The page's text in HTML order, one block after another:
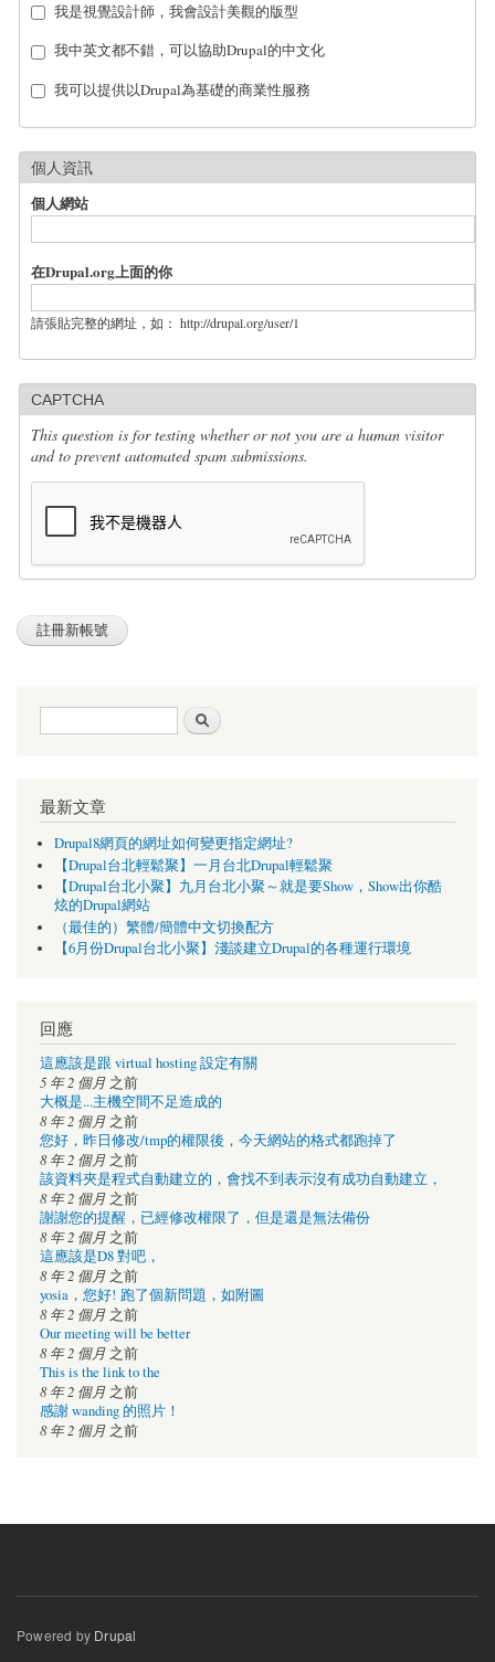
我是視覺設計師，我會設計美觀的版型
我中英文都不錯，可以協助Drupal的中文化
我可以提供以Drupal為基礎的商業性服務
個人資訊
個人網站
在Drupal.org上面的你
請張貼完整的網址，如： http://drupal.org/user/1
CAPTCHA
This question is for testing whether or not you are a human visitor
and to prevent automated spam submissions.
搜尋表單
最新文章
Drupal8網頁的網址如何變更指定網址?
【Drupal台北輕鬆聚】一月台北Drupal輕鬆聚
【Drupal台北小聚】九月台北小聚～就是要Show，Show出你酷
炫的Drupal網站
（最佳的）繁體/簡體中文切換配方
【6月份Drupal台北小聚】淺談建立Drupal的各種運行環境
回應
這應該是跟 virtual hosting 設定有關
5 年 2 個月 之前
大概是...主機空間不足造成的
8 年 2 個月 之前
您好，昨日修改/tmp的權限後，今天網站的格式都跑掉了
8 年 2 個月 之前
該資料夾是程式自動建立的，會找不到表示沒有成功自動建立，
8 年 2 個月 之前
謝謝您的提醒，已經修改權限了，但是還是無法備份
8 年 2 個月 之前
這應該是D8 對吧，
8 年 2 個月 之前
yosia，您好! 跑了個新問題，如附圖
8 年 2 個月 之前
Our meeting will be better
8 年 2 個月 之前
This is the link to the
8 年 2 個月 之前
感謝 wanding 的照片！
8 年 2 個月 之前
Powered by Drupal